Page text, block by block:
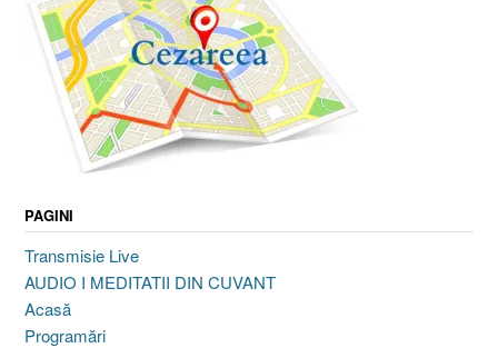
PAGINI
Transmisie Live
AUDIO I MEDITATII DIN CUVANT
Acasă
Programări